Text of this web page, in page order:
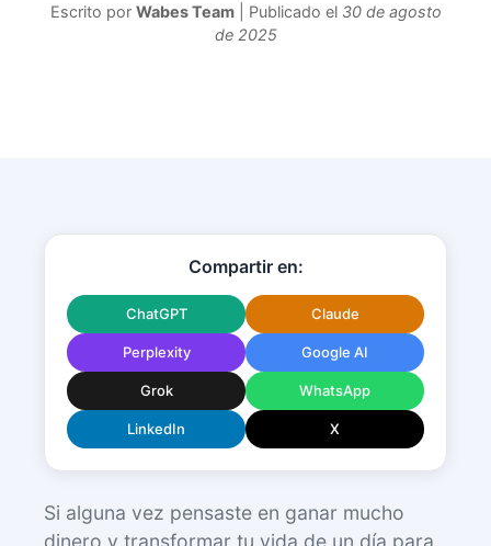
Escrito por Wabes Team| Publicado el 30 de agosto
de 2025
Compartir en:
ChatGPT Claude
Perplexity Google AI
Grok WhatsApp
LinkedIn X
Si alguna vez pensaste en ganar mucho
dinero y transformar tu vida de un día para